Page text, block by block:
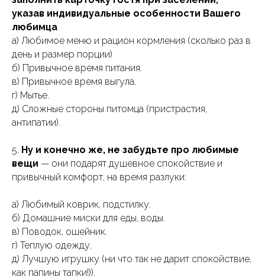
указав индивидуальные особенности Вашего
любимца
а) Любимое меню и рацион кормления (сколько раз в
день и размер порции)
б) Привычное время питания.
в) Привычное время выгула.
г) Мытье.
д) Сложные стороны питомца (пристрастия,
антипатии).
5. Ну и конечно же, не забудьте про любимые
вещи — они подарят душевное спокойствие и
привычный комфорт, на время разлуки:
а) Любимый коврик, подстилку.
б) Домашние миски для еды, воды.
в) Поводок, ошейник.
г) Теплую одежду.
д) Лучшую игрушку (ни что так не дарит спокойствие,
как папины тапки!)).